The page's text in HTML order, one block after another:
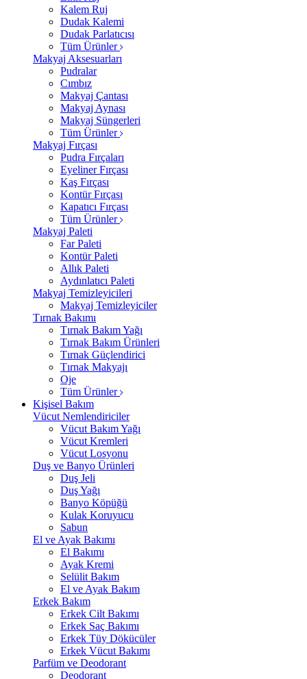
Kalem Ruj
Dudak Kalemi
Dudak Parlatıcısı
Tüm Ürünler
Makyaj Aksesuarları
Pudralar
Cımbız
Makyaj Çantası
Makyaj Aynası
Makyaj Süngerleri
Tüm Ürünler
Makyaj Fırçası
Pudra Fırçaları
Eyeliner Fırçası
Kaş Fırçası
Kontür Fırçası
Kapatıcı Fırçası
Tüm Ürünler
Makyaj Paleti
Far Paleti
Kontür Paleti
Allık Paleti
Aydınlatıcı Paleti
Makyaj Temizleyicileri
Makyaj Temizleyiciler
Tırnak Bakımı
Tırnak Bakım Yağı
Tırnak Bakım Ürünleri
Tırnak Güçlendirici
Tırnak Makyajı
Oje
Tüm Ürünler
Kişisel Bakım
Vücut Nemlendiriciler
Vücut Bakım Yağı
Vücut Kremleri
Vücut Losyonu
Duş ve Banyo Ürünleri
Duş Jeli
Duş Yağı
Banyo Köpüğü
Kulak Koruyucu
Sabun
El ve Ayak Bakımı
El Bakımı
Ayak Kremi
Selülit Bakım
El ve Ayak Bakım
Erkek Bakım
Erkek Cilt Bakımı
Erkek Saç Bakımı
Erkek Tüy Dökücüler
Erkek Vücut Bakımı
Parfüm ve Deodorant
Deodorant